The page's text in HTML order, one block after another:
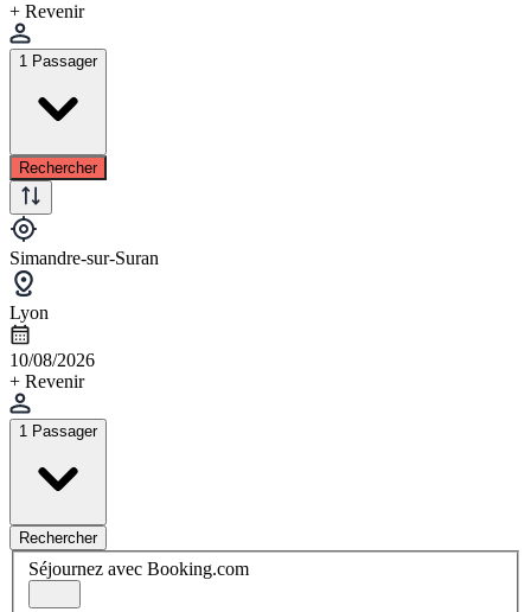
+ Revenir
1 Passager
Rechercher
Simandre-sur-Suran
Lyon
10/08/2026
+ Revenir
1 Passager
Rechercher
Séjournez avec Booking.com